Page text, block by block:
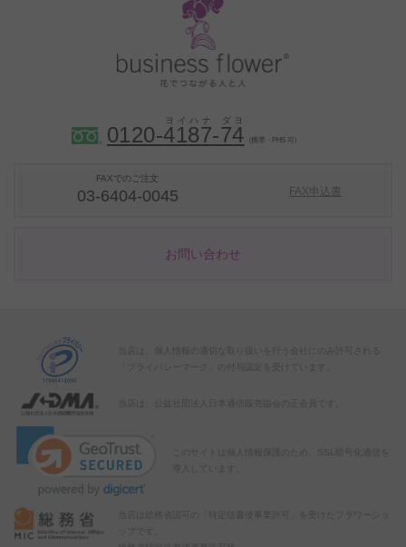
0120-4187-74 （携帯・PHS 可）
FAXでのご注文
03-6404-0045 FAX申込書
お問い合わせ
当店は、個人情報の適切な取り扱いを行う会社にのみ許可される
「プライバシーマーク」の付与認定を受けています。
当店は、公益社団法人日本通信販売協会の正会員です。
このサイトは個人情報保護のため、SSL暗号化通信を
導入しています。
当店は総務省認可の「特定信書便事業許可」を受けたフラワーショ